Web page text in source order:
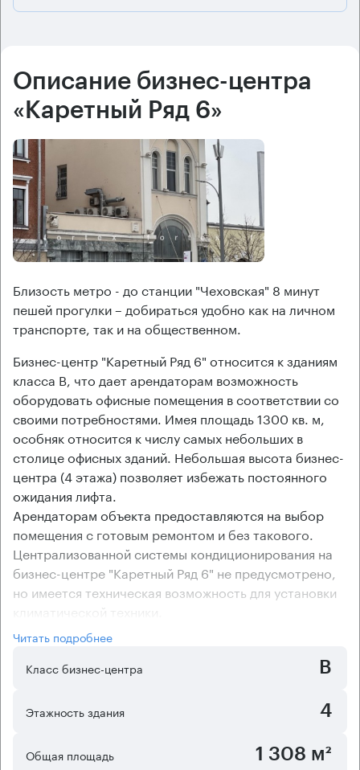
Описание бизнес-центра
«Каретный Ряд 6»
Близость метро - до станции "Чеховская" 8 минут
пешей прогулки – добираться удобно как на личном
транспорте, так и на общественном.
Бизнес-центр "Каретный Ряд 6" относится к зданиям
класса В, что дает арендаторам возможность
оборудовать офисные помещения в соответствии со
своими потребностями. Имея площадь 1300 кв. м,
особняк относится к числу самых небольших в
столице офисных зданий. Небольшая высота бизнес-
центра (4 этажа) позволяет избежать постоянного
ожидания лифта.
Арендаторам объекта предоставляются на выбор
помещения с готовым ремонтом и без такового.
Централизованной системы кондиционирования на
бизнес-центре "Каретный Ряд 6" не предусмотрено,
но имеется техническая возможность для установки
климатической техники.
Читать подробнее
Класс бизнес-центра
B
Этажность здания 4
Общая площадь 1 308 м²